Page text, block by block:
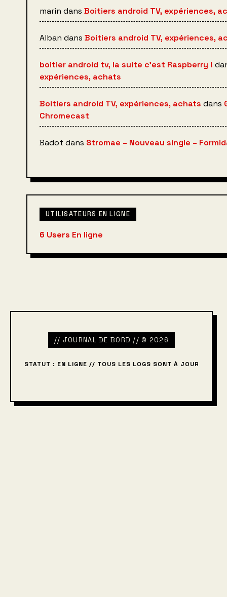
marin dans Boitiers android TV, expériences,
Alban dans Boitiers android TV, expériences,
boitier android tv, la suite c’est Raspberry !
expériences, achats
Boitiers android TV, expériences, achats dans
Chromecast
Badot dans Stromae – Nouveau single –
UTILISATEURS EN LIGNE
6 Users En ligne
// JOURNAL DE BORD // © 2026
STATUT : EN LIGNE // TOUS LES LOGS SONT À JOUR